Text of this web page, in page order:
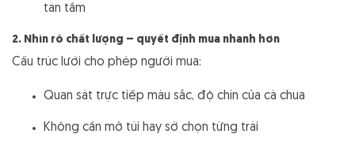
tan tầm
2. Nhìn rõ chất lượng – quyết định mua nhanh hơn
Cấu trúc lưới cho phép người mua:
Quan sát trực tiếp màu sắc, độ chín của cà chua
Không cần mở túi hay sờ chọn từng trái